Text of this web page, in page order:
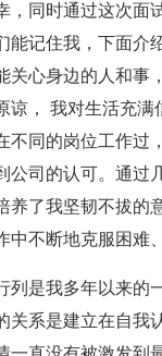
，同时通过这次面
能记住我，下面介
关心身边的人和事
谅， 我对生活充
不同的岗位工作过
公司的认可。通过
养了我坚韧不拔的
中不断地克服困难
列是我多年以来的
关系是建立在自我